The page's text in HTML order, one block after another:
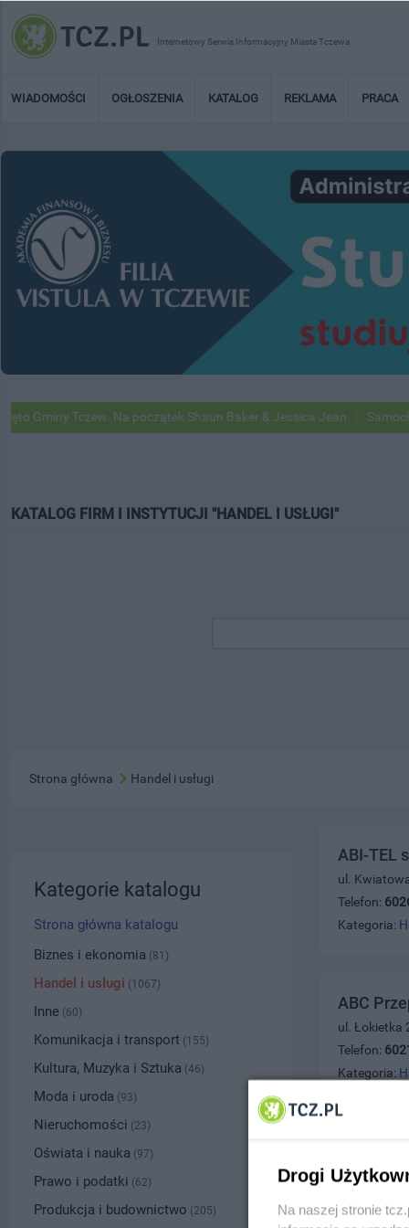
Internetowy Serwis Informacyjny Miasta Tczewa
WIADOMOŚCI OGŁOSZENIA KATALOG REKLAMA PRACA
Tczew. Na początek Shaun Baker & Jessica Jean Samochody
KATALOG FIRM I INSTYTUCJI "HANDEL I USŁUGI"
Strona główna Handel i usługi
ABI-TEL
ul.
Telefon:
Kategoria:
ABC
ul. Łokietka
Telefon:
Kategoria:
ul. 30
Kategoria:
Kategorie katalogu
Strona główna katalogu
Biznes i ekonomia (81)
Handel i usługi (1067)
Inne (60)
Komunikacja i transport (155)
Kultura, Muzyka i Sztuka (46)
Moda i uroda (93)
Nieruchomości (23)
Oświata i nauka (97)
Prawo i podatki (62)
Produkcja i budownictwo (205)
Drogi
Na naszej stronie